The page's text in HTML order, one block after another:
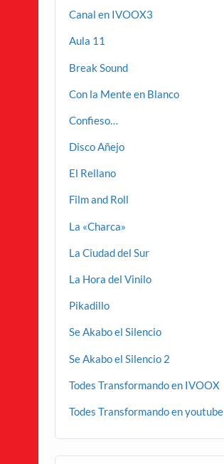
Canal en IVOOX3
Aula 11
Break Sound
Con la Mente en Blanco
Confieso…
Disco Añejo
El Rellano
Film and Roll
La «Charca»
La Ciudad del Sur
La Hora del Vinilo
Pikadillo
Se Akabo el Silencio
Se Akabo el Silencio 2
Todes Transformando en IVOOX
Todes Transformando en youtube